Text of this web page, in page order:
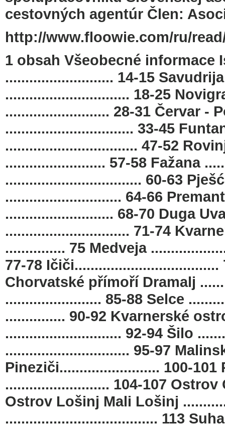
cestovných agentúr Člen:
http://www.floowie.com/ru/
1 obsah Všeobecné
........................... 14-15
............................... 18-25
.......................... 28-31 Červar -
................................ 33-45
................................. 47-52
......................... 57-58 Fažana
.................................. 60-63
............................. 64-66
........................... 68-70 Duga
............................... 71-74
............... 75 Medveja
77-78
Chorvatské přímoří Dramalj
........................ 85-88 Selce
............... 90-92 Kvarnerské
............................. 92-94 Šilo
............................... 95-97
Pineziči......................... 100-
.......................... 104-107
Ostrov Lošinj Mali Lošinj
...................................... 113